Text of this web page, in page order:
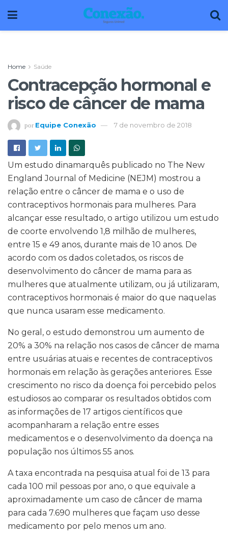
Home Saúde
Contracepção hormonal e
risco de câncer de mama
por Equipe Conexão 7 de novembro de 2018
Um estudo dinamarquês publicado no The New
England Journal of Medicine (NEJM) mostrou a
relação entre o câncer de mama e o uso de
contraceptivos hormonais para mulheres. Para
alcançar esse resultado, o artigo utilizou um estudo
de coorte envolvendo 1,8 milhão de mulheres,
entre 15 e 49 anos, durante mais de 10 anos. De
acordo com os dados coletados, os riscos de
desenvolvimento do câncer de mama para as
mulheres que atualmente utilizam, ou já utilizaram,
contraceptivos hormonais é maior do que naquelas
que nunca usaram esse medicamento.
No geral, o estudo demonstrou um aumento de
20% a 30% na relação nos casos de câncer de mama
entre usuárias atuais e recentes de contraceptivos
hormonais em relação às gerações anteriores. Esse
crescimento no risco da doença foi percebido pelos
estudiosos ao comparar os resultados obtidos com
as informações de 17 artigos científicos que
acompanharam a relação entre esses
medicamentos e o desenvolvimento da doença na
população nos últimos 55 anos.
A taxa encontrada na pesquisa atual foi de 13 para
cada 100 mil pessoas por ano, o que equivale a
aproximadamente um caso de câncer de mama
para cada 7.690 mulheres que façam uso desse
medicamento por pelo menos um ano.